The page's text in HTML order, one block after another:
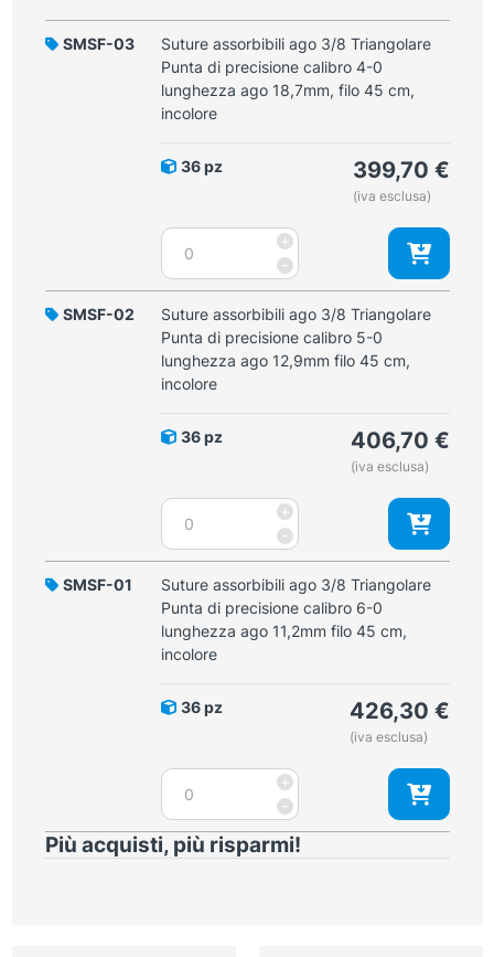
SMSF-03
Suture assorbibili ago 3/8 Triangolare
Punta di precisione calibro 4-0
lunghezza ago 18,7mm, filo 45 cm,
incolore
36 pz 399,70 €
(iva esclusa)
-
Suture
assorbibili
ago
3/8
Triangolare
Punta
di
4-
ago
18,7mm,
filo
45
cm,
incolore
quantità
+
SMSF-02
Suture assorbibili ago 3/8 Triangolare
Punta di precisione calibro 5-0
lunghezza ago 12,9mm filo 45 cm,
incolore
36 pz 406,70 €
(iva esclusa)
-
Suture
assorbibili
ago
3/8
Triangolare
Punta
di
5-
ago
12,9mm
filo
45
+
SMSF-01
Suture assorbibili ago 3/8 Triangolare
Punta di precisione calibro 6-0
lunghezza ago 11,2mm filo 45 cm,
incolore
36 pz 426,30 €
(iva esclusa)
-
Suture
assorbibili
ago
3/8
+
Più acquisti, più risparmi!